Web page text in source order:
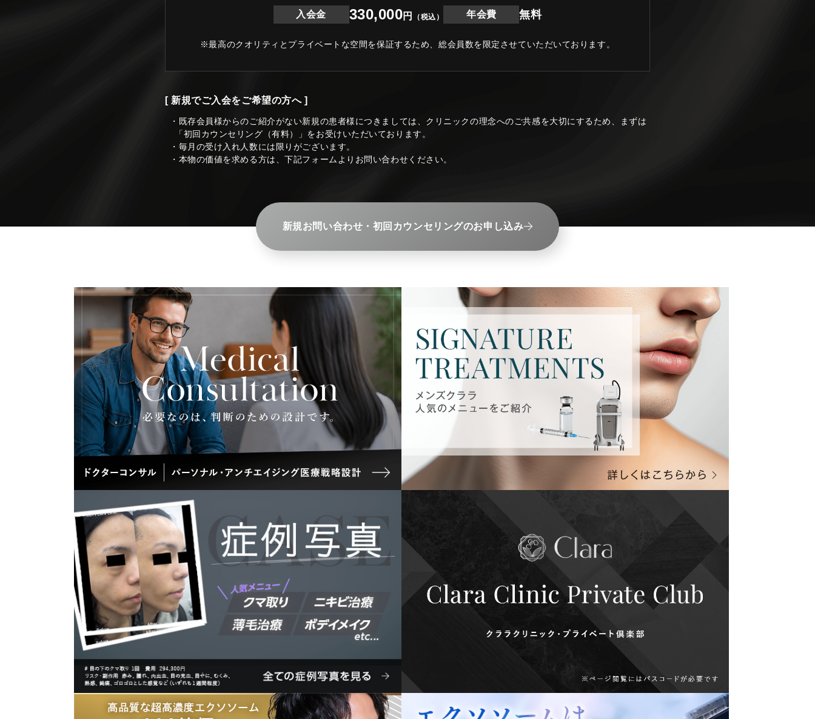
入会金 330,000円 （税込） 年会費 無料
※最高のクオリティとプライベートな空間を保証するため、 総会員数を限定させていただいております。
[ 新規でご入会をご希望の方へ ]
・既存会員様からのご紹介がない新規の患者様につきましては、クリニックの理念へのご共感を大切にするため、まずは
「初回カウンセリング（有料）」をお受けいただいております。
・毎月の受け入れ人数には限りがございます。
・本物の価値を求める方は、下記フォームよりお問い合わせください。
新規お問い合わせ・初回カウンセリングのお申し込み